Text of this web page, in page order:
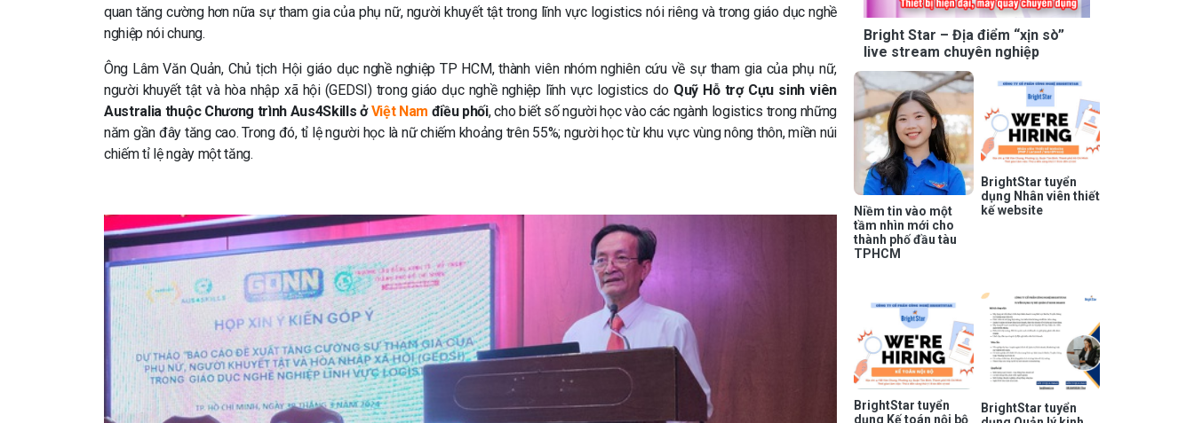
quan tăng cường hơn nữa sự tham gia của phụ nữ, người khuyết tật trong lĩnh vực logistics nói riêng và trong giáo dục nghề
nghiệp nói chung.
Ông Lâm Văn Quản, Chủ tịch Hội giáo dục nghề nghiệp TP HCM, thành viên nhóm nghiên cứu về sự tham gia của phụ nữ,
người khuyết tật và hòa nhập xã hội (GEDSI) trong giáo dục nghề nghiệp lĩnh vực logistics do Quỹ Hỗ trợ Cựu sinh viên
Australia thuộc Chương trình Aus4Skills ởViệt Nam điều phối, cho biết số người học vào các ngành logistics trong những
năm gần đây tăng cao. Trong đó, tỉ lệ người học là nữ chiếm khoảng trên 55%; người học từ khu vực vùng nông thôn, miền núi
chiếm tỉ lệ ngày một tăng.
Bright Star – Địa điểm “xịn sò”
live stream chuyên nghiệp
Niềm tin vào một
tầm nhìn mới cho
thành phố đầu tàu
TPHCM
BrightStar tuyển
dụng Nhân viên thiết
kế website
BrightStar tuyển
dụng Kế toán nội bộ
BrightStar tuyển